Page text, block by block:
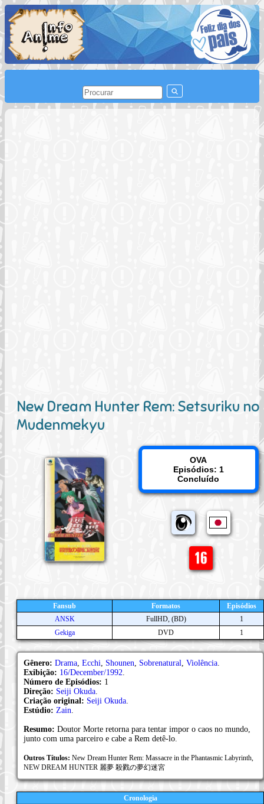
New Dream Hunter Rem: Setsuriku no
Mudenmekyu
OVA
Episódios: 1
Concluído
Fansub Formatos
Episódios
ANSK
FullHD, (BD)
1
Gekiga
DVD 1
Gênero: Drama Ecchi Shounen Sobrenatural Violência
Exibição: 16/December/1992
Número de Episódios: 1
Direção: Seiji Okuda
Criação original: Seiji Okuda
Estúdio: Zain
Resumo: Doutor Morte retorna para tentar impor o caos no mundo,
junto com uma parceiro e cabe a Rem detê-lo.
Outros Títulos: New Dream Hunter Rem: Massacre in the Phantasmic Labyrinth,
NEW DREAM HUNTER 麗夢 殺戮の夢幻迷宮
Cronologia